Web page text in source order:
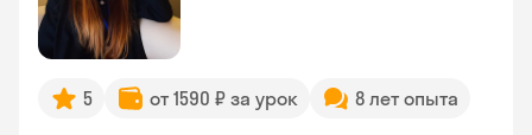
5 от 1590 ₽ за урок 8 лет опыта